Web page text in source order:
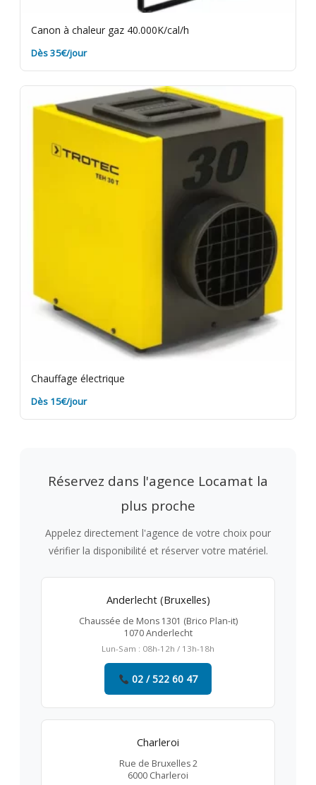
Canon à chaleur gaz 40.000K/cal/h
Dès 35€/jour
Chauffage électrique
Dès 15€/jour
Réservez dans l'agence Locamat la
plus proche
Appelez directement l'agence de votre choix pour
vérifier la disponibilité et réserver votre matériel.
Anderlecht (Bruxelles)
Chaussée de Mons 1301 (Brico Plan-it)
1070 Anderlecht
Lun-Sam : 08h-12h / 13h-18h
02 / 522 60 47
Charleroi
Rue de Bruxelles 2
6000 Charleroi